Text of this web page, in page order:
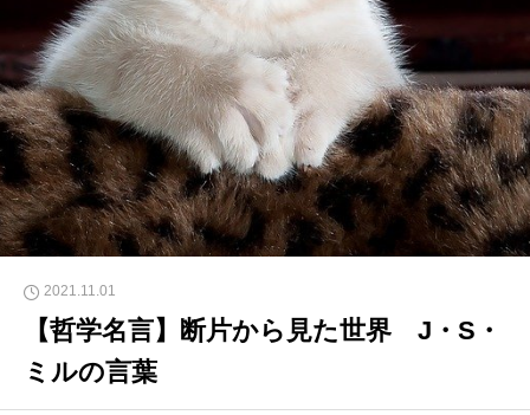
2021.11.01
【哲学名言】断片から見た世界 J・S・
ミルの言葉